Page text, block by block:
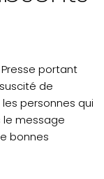
Presse portant
de
personnes qui
le message
bonnes